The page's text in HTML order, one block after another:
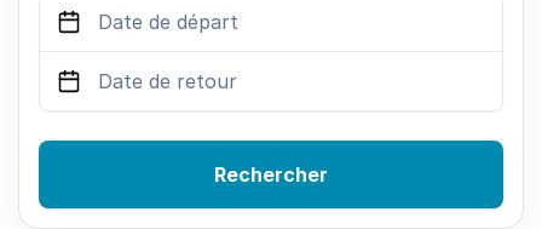
Rechercher